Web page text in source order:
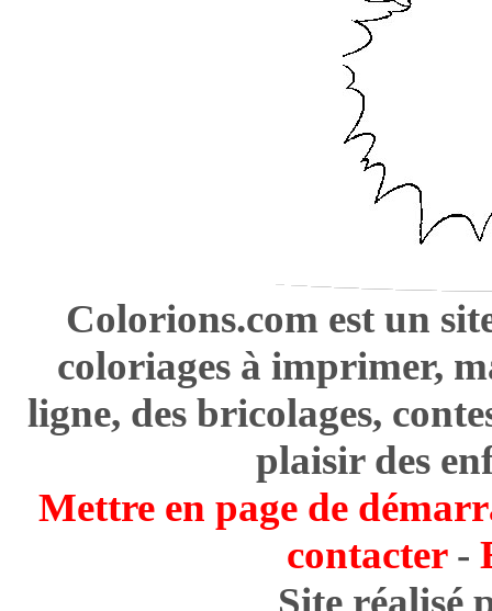
Colorions.com est un
coloriages à imprimer,
ligne, des bricolages,
plaisir des
Mettre en page de
contacter-
Site réalisé